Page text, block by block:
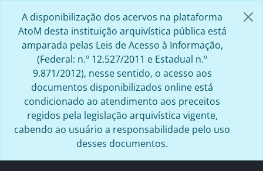
A disponibilização dos acervos na plataforma
AtoM desta instituição arquivística pública está
amparada pelas Leis de Acesso à Informação,
(Federal: n.º 12.527/2011 e Estadual n.º
9.871/2012), nesse sentido, o acesso aos
documentos disponibilizados online está
condicionado ao atendimento aos preceitos
regidos pela legislação arquivística vigente,
cabendo ao usuário a responsabilidade pelo uso
desses documentos.